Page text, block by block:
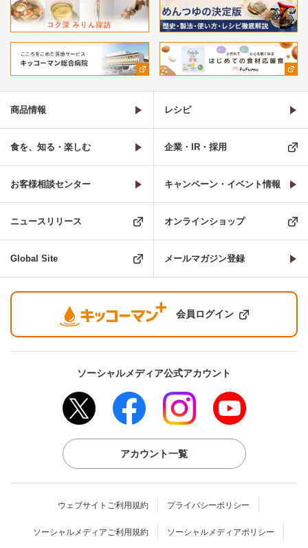
商品情報 レシピ
食を、知る・楽しむ 企業・IR・採用
お客様相談センター キャンペーン・イベント情報
ニュースリリース オンラインショップ
Global Site メールマガジン登録
会員ログイン
ソーシャルメディア公式アカウント
アカウント一覧
ウェブサイトご利用規約 プライバシーポリシー
ソーシャルメディアご利用規約 ソーシャルメディアポリシー